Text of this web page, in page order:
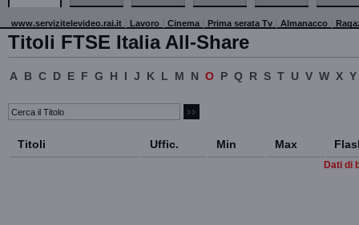
www.servizitelevideo.rai.it Lavoro Cinema Prima serata Tv Almanacco
Titoli FTSE Italia All-Share
A B C D E F G H I J K L M N O P Q R S T U V W X Y
Titoli Uffic. Min Max
Dati di